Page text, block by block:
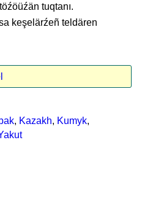
tuqtanı.
keşelärźeñ teldären
, Kazakh, Kumyk,